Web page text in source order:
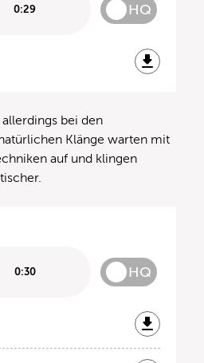
0:29 HQ
bei den
Klänge warten mit
auf und klingen
0:30 HQ